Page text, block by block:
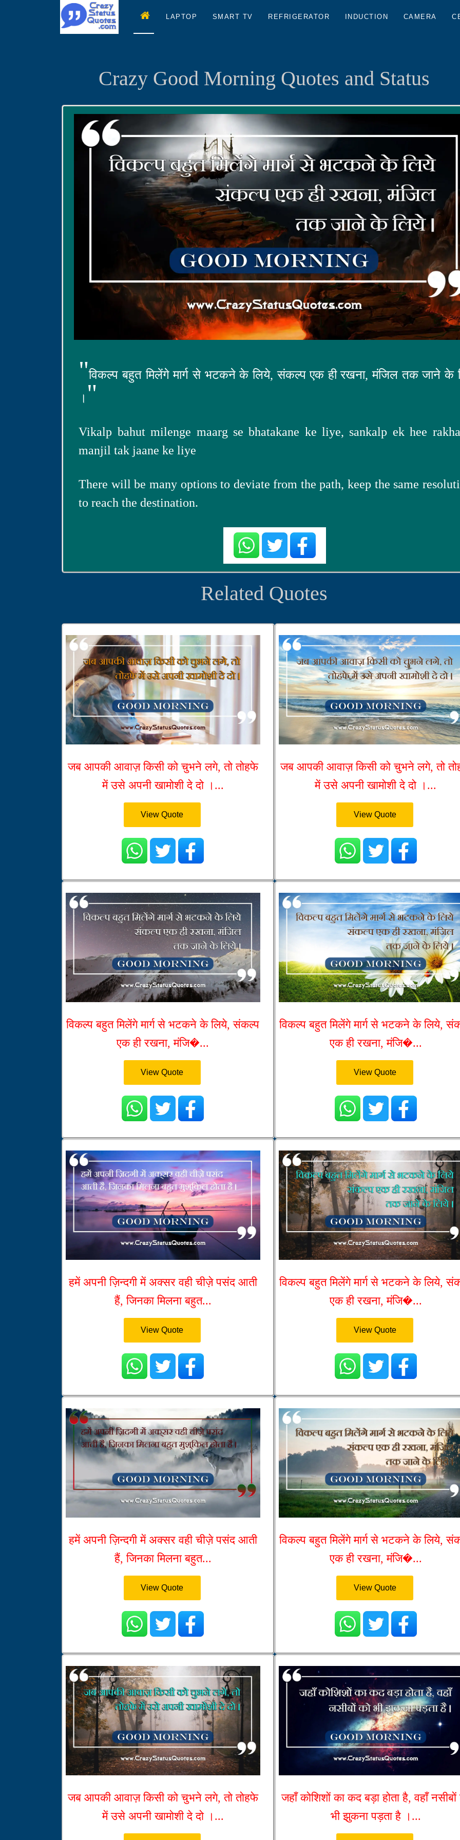
LAPTOP SMART TV REFRIGERATOR INDUCTION CAMERA
Crazy Good Morning Quotes and Status
"विकल्प बहुत मिलेंगे मार्ग से भटकने के लिये, संकल्प एक ही रखना, मंजिल तक जाने के
। "
Vikalp bahut milenge maarg se bhatakane ke liye, sankalp ek hee
manjil tak jaane ke liye
There will be many options to deviate from the path, keep the same
to reach the destination.
Related Quotes
जब आपकी आवाज़ किसी को चुभने लगे, तो तोहफे
में उसे अपनी खामोशी दे दो ।...
View Quote
जब आपकी आवाज़ किसी को चुभने लगे, तो
में उसे अपनी खामोशी दे दो ।...
View Quote
विकल्प बहुत मिलेंगे मार्ग से भटकने के लिये, संकल्प
एक ही रखना, मंजि�...
View Quote
विकल्प बहुत मिलेंगे मार्ग से भटकने के लिये,
एक ही रखना, मंजि�...
View Quote
हमें अपनी ज़िन्दगी में अक्सर वही चीज़े पसंद आती
हैं, जिनका मिलना बहुत...
View Quote
विकल्प बहुत मिलेंगे मार्ग से भटकने के लिये,
एक ही रखना, मंजि�...
View Quote
हमें अपनी ज़िन्दगी में अक्सर वही चीज़े पसंद आती
हैं, जिनका मिलना बहुत...
View Quote
विकल्प बहुत मिलेंगे मार्ग से भटकने के लिये,
एक ही रखना, मंजि�...
View Quote
जब आपकी आवाज़ किसी को चुभने लगे, तो तोहफे
में उसे अपनी खामोशी दे दो ।...
जहाँ कोशिशों का कद बड़ा होता है, वहाँ नसीबों
भी झुकना पड़ता है ।...